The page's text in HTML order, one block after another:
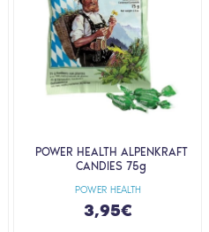
POWER HEALTH
POWER HEALTH ALPENKRAFT
CANDIES 75g
3,95€